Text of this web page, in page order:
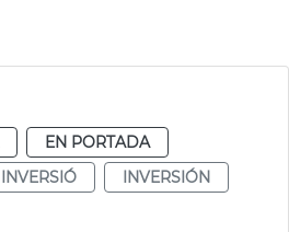
EN PORTADA
INVERSIÓ
INVERSIÓN